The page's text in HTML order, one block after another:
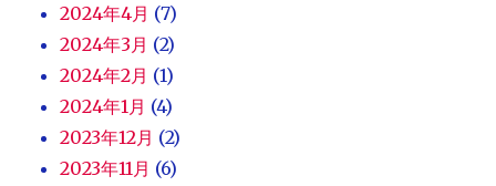
2024年4月 (7)
2024年3月 (2)
2024年2月 (1)
2024年1月 (4)
2023年12月 (2)
2023年11月 (6)